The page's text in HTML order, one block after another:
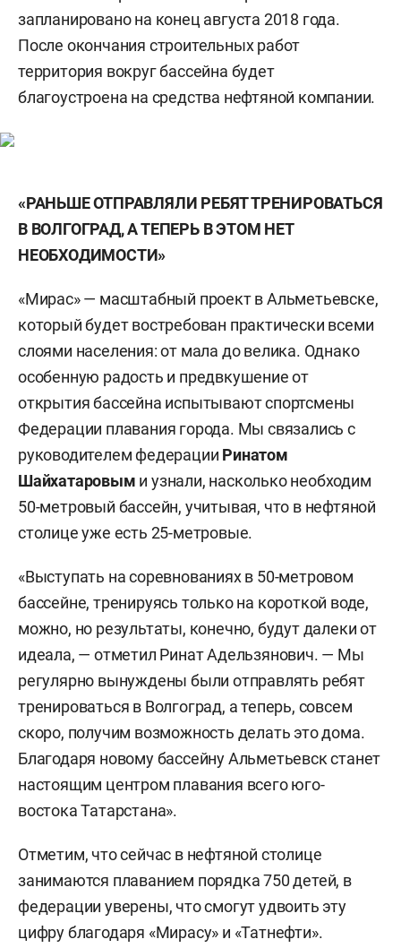
запланировано на конец августа 2018 года.
После окончания строительных работ
территория вокруг бассейна будет
благоустроена на средства нефтяной компании.
«РАНЬШЕ ОТПРАВЛЯЛИ РЕБЯТ ТРЕНИРОВАТЬСЯ
В ВОЛГОГРАД, А ТЕПЕРЬ В ЭТОМ НЕТ
НЕОБХОДИМОСТИ»
«Мирас» — масштабный проект в Альметьевске,
который будет востребован практически всеми
слоями населения: от мала до велика. Однако
особенную радость и предвкушение от
открытия бассейна испытывают спортсмены
Федерации плавания города. Мы связались с
руководителем федерации Ринатом
Шайхатаровым и узнали, насколько необходим
50-метровый бассейн, учитывая, что в нефтяной
столице уже есть 25-метровые.
«Выступать на соревнованиях в 50-метровом
бассейне, тренируясь только на короткой воде,
можно, но результаты, конечно, будут далеки от
идеала, — отметил Ринат Адельзянович. — Мы
регулярно вынуждены были отправлять ребят
тренироваться в Волгоград, а теперь, совсем
скоро, получим возможность делать это дома.
Благодаря новому бассейну Альметьевск станет
настоящим центром плавания всего юго-
востока Татарстана».
Отметим, что сейчас в нефтяной столице
занимаются плаванием порядка 750 детей, в
федерации уверены, что смогут удвоить эту
цифру благодаря «Мирасу» и «Татнефти».